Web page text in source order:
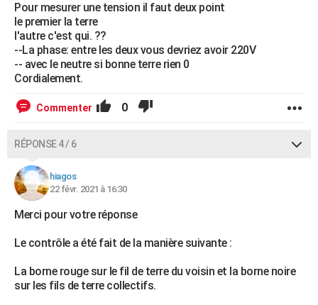
Pour mesurer une tension il faut deux point
le premier la terre
l'autre c'est qui. ??
--La phase: entre les deux vous devriez avoir 220V
-- avec le neutre si bonne terre rien 0
Cordialement.
Commenter 0
RÉPONSE 4 / 6
hiagos
22 févr. 2021 à 16:30
Merci pour votre réponse
Le contrôle a été fait de la manière suivante :
La borne rouge sur le fil de terre du voisin et la borne noire
sur les fils de terre collectifs.